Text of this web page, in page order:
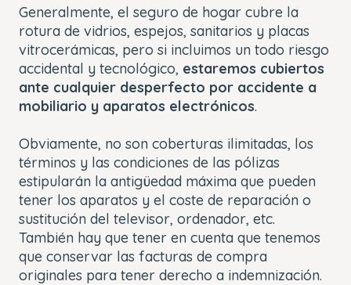
Generalmente, el seguro de hogar cubre la
rotura de vidrios, espejos, sanitarios y placas
vitrocerámicas, pero si incluimos un todo riesgo
accidental y tecnológico, estaremos cubiertos
ante cualquier desperfecto por accidente a
mobiliario y aparatos electrónicos.
Obviamente, no son coberturas ilimitadas, los
términos y las condiciones de las pólizas
estipularán la antigüedad máxima que pueden
tener los aparatos y el coste de reparación o
sustitución del televisor, ordenador, etc.
También hay que tener en cuenta que tenemos
que conservar las facturas de compra
originales para tener derecho a indemnización.